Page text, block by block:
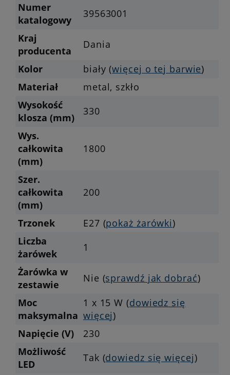
Numer
katalogowy
39563001
Kraj
producenta
Dania
Kolor
biały (więcej o tej barwie)
Materiał
metal, szkło
Wysokość
klosza (mm)
330
Wys.
całkowita
(mm)
1800
Szer.
całkowita
(mm)
200
Trzonek E27 (pokaż żarówki)
Liczba
żarówek
1
Żarówka w
zestawie
Nie (sprawdź jak dobrać)
Moc
maksymalna
1 x 15 W (dowiedz się
więcej)
Napięcie (V)
230
Możliwość
LED
Tak (dowiedz się więcej)